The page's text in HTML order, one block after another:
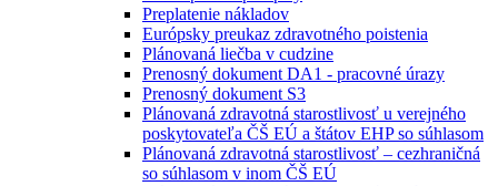
Preplatenie nákladov
Európsky preukaz zdravotného poistenia
Plánovaná liečba v cudzine
Prenosný dokument DA1 - pracovné úrazy
Prenosný dokument S3
Plánovaná zdravotná starostlivosť u verejného
poskytovateľa ČŠ EÚ a štátov EHP so súhlasom
Plánovaná zdravotná starostlivosť – cezhraničná
so súhlasom v inom ČŠ EÚ